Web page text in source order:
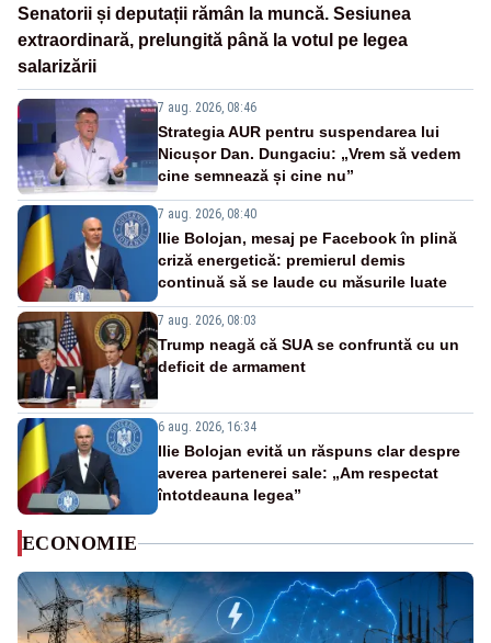
Senatorii și deputații rămân la muncă. Sesiunea
extraordinară, prelungită până la votul pe legea
salarizării
7 aug. 2026, 08:46
Strategia AUR pentru suspendarea lui
Nicușor Dan. Dungaciu: „Vrem să vedem
cine semnează și cine nu”
7 aug. 2026, 08:40
Ilie Bolojan, mesaj pe Facebook în plină
criză energetică: premierul demis
continuă să se laude cu măsurile luate
7 aug. 2026, 08:03
Trump neagă că SUA se confruntă cu un
deficit de armament
6 aug. 2026, 16:34
Ilie Bolojan evită un răspuns clar despre
averea partenerei sale: „Am respectat
întotdeauna legea”
ECONOMIE